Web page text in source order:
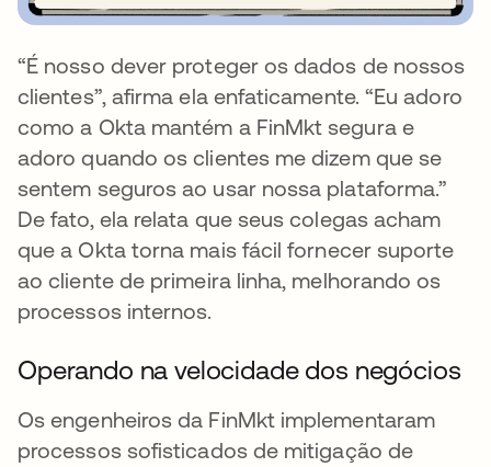
“É nosso dever proteger os dados de nossos
clientes”, afirma ela enfaticamente. “Eu adoro
como a Okta mantém a FinMkt segura e
adoro quando os clientes me dizem que se
sentem seguros ao usar nossa plataforma.”
De fato, ela relata que seus colegas acham
que a Okta torna mais fácil fornecer suporte
ao cliente de primeira linha, melhorando os
processos internos.
Operando na velocidade dos negócios
Os engenheiros da FinMkt implementaram
processos sofisticados de mitigação de